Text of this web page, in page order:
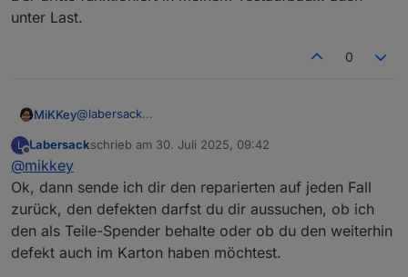
unter Last.
0
MiKKey@labersack
mein System.
Ich hatte drei Stück als funktionierend gekauft. Zwei
davon sind jetzt bei dir….
Der dritte funktioniert in meinem Testaufbau… auch
L
Offline
Labersackschrieb am 30. Juli 2025, 09:42
zuletzt editiert von
@mikkey
Ok, dann sende ich dir den reparierten auf jeden Fall
zurück, den defekten darfst du dir aussuchen, ob ich
den als Teile-Spender behalte oder ob du den weiterhin
defekt auch im Karton haben möchtest.